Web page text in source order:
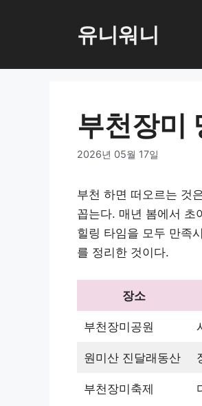
로
유니워니
부천장미
2026년 05월 17일
부천 하면 떠오르는 것
꼽는다. 매년 봄에서 초
힐링 타임을 모두 만족
를 정리한 것이다.
장소
부천장미공원
원미산 진달래동산
부천장미축제